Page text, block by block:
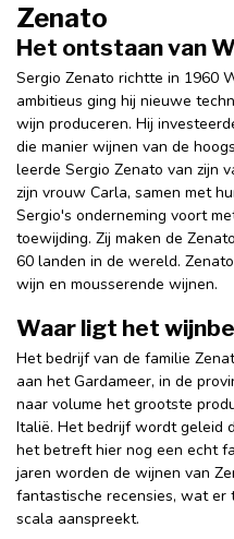
Zenato
Het ontstaan van
Sergio Zenato richtte in 1960
ambitieus ging hij nieuwe
wijn produceren. Hij
die manier wijnen van de
leerde Sergio Zenato van zijn
zijn vrouw Carla, samen met
Sergio's onderneming voort
toewijding. Zij maken de
60 landen in de wereld.
wijn en mousserende wijnen.
Waar ligt het
Het bedrijf van de familie
aan het Gardameer, in de
naar volume het grootste
Italië. Het bedrijf wordt geleid
het betreft hier nog een echt
jaren worden de wijnen van
fantastische recensies, wat
scala aanspreekt.